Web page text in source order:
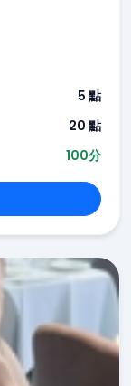
5 點
20 點
100分